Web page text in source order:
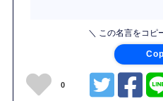
＼ この名言をコピ
0